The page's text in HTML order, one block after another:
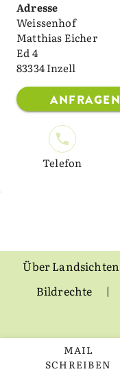
MAIL
SCHREIBEN
Adresse
Weissenhof
Matthias Eicher
Ed 4
83334 Inzell
ANFRAGEN
Telefon
Über Landsichten
Bildrechte